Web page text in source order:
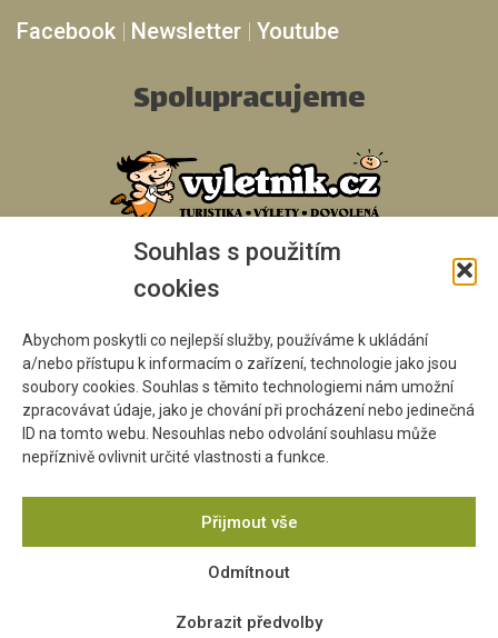
Souhlas s použitím
cookies
Abychom poskytli co nejlepší služby, používáme k ukládání
a/nebo přístupu k informacím o zařízení, technologie jako jsou
soubory cookies. Souhlas s těmito technologiemi nám umožní
zpracovávat údaje, jako je chování při procházení nebo jedinečná
ID na tomto webu. Nesouhlas nebo odvolání souhlasu může
nepříznivě ovlivnit určité vlastnosti a funkce.
Přijmout vše
Odmítnout
Zobrazit předvolby
Facebook | Newsletter | Youtube
Spolupracujeme